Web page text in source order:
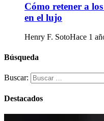
Cómo retener a
en el lujo
Henry F. SotoHace 1
Búsqueda
Buscar:
Destacados